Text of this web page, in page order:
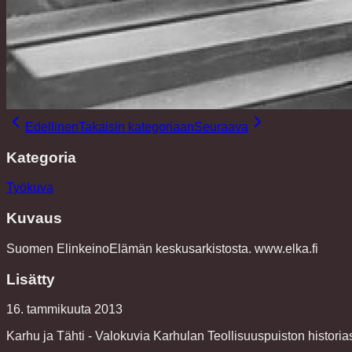
EdellinenTakaisin kategoriaanSeuraava
Kategoria
Työkuva
Kuvaus
Suomen ElinkeinoElämän keskusarkistosta. www.elka.fi
Lisätty
16. tammikuuta 2013
Karhu ja Tähti - Valokuvia Karhulan Teollisuuspuiston